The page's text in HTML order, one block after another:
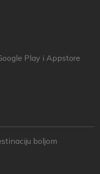
Play i Appstore
boljom